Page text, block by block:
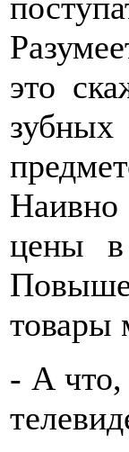
это
зубных
цены в
товары
- А что,